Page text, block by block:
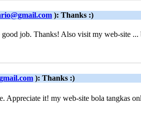
): Thanks :)
job. Thanks! Also visit my web-site ...
): Thanks :)
Appreciate it! my web-site bolа tangkas